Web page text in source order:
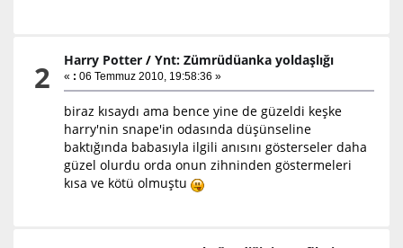
2 Harry Potter /Ynt: Zümrüdüanka yoldaşlığı
« : 06 Temmuz 2010, 19:58:36 »
biraz kısaydı ama bence yine de güzeldi keşke
harry'nin snape'in odasında düşünseline
baktığında babasıyla ilgili anısını gösterseler daha
güzel olurdu orda onun zihninden göstermeleri
kısa ve kötü olmuştu